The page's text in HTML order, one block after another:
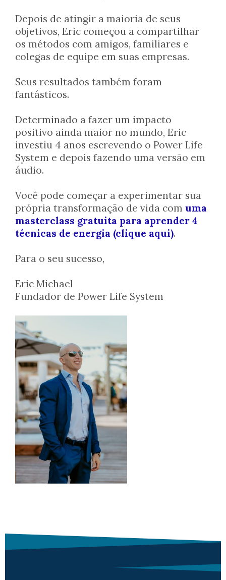
Depois de atingir a maioria de seus
objetivos, Eric começou a compartilhar
os métodos com amigos, familiares e
colegas de equipe em suas empresas.
Seus resultados também foram
fantásticos.
Determinado a fazer um impacto
positivo ainda maior no mundo, Eric
investiu 4 anos escrevendo o Power Life
System e depois fazendo uma versão em
áudio.
Você pode começar a experimentar sua
própria transformação de vida com uma
masterclass gratuita para aprender 4
técnicas de energia (clique aqui).
Para o seu sucesso,
Eric Michael
Fundador de Power Life System